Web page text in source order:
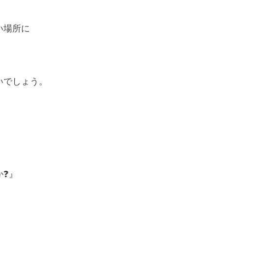
所に
しょう。
』